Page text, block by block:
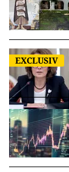
EXCLUSIV